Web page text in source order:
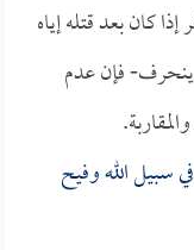
كان بعد قتله إياه
ينحرف- فإن عدم
سبيل الله وفيح